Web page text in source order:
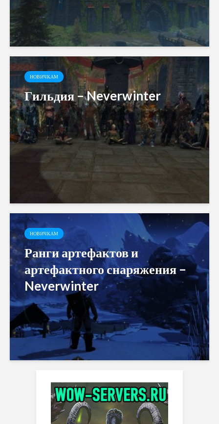
НОВИЧКАМ
Гильдия – Neverwinter
НОВИЧКАМ
Ранги артефактов и
артефактного снаряжения –
Neverwinter